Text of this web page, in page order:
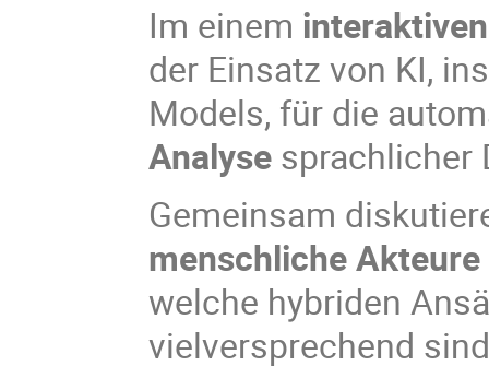
Im einem
der Einsatz von KI,
Models, für die
Analyse sprachlicher
Gemeinsam
menschliche
welche hybriden
vielversprechend